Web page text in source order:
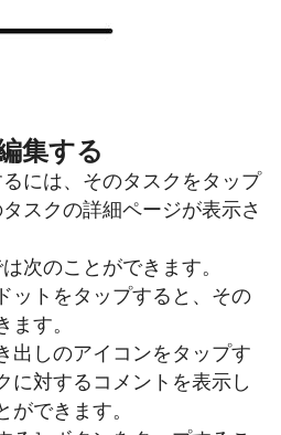
集する
には、そのタスクをタップ
スクの詳細ページが表示さ
次のことができます。
ットをタップすると、その
す。
出しのアイコンをタップす
に対するコメントを表示し
ができます。